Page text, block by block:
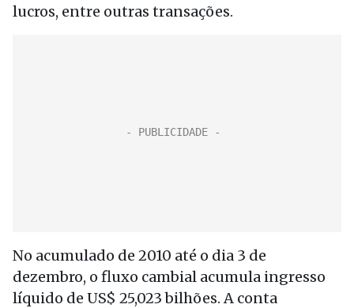
lucros, entre outras transações.
No acumulado de 2010 até o dia 3 de
dezembro, o fluxo cambial acumula ingresso
líquido de US$ 25,023 bilhões. A conta